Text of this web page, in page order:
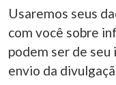
Usaremos seus
com você sobre
podem ser de seu
envio da